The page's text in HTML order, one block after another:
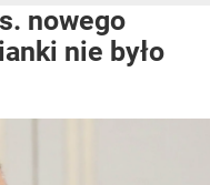
nowego
nie było